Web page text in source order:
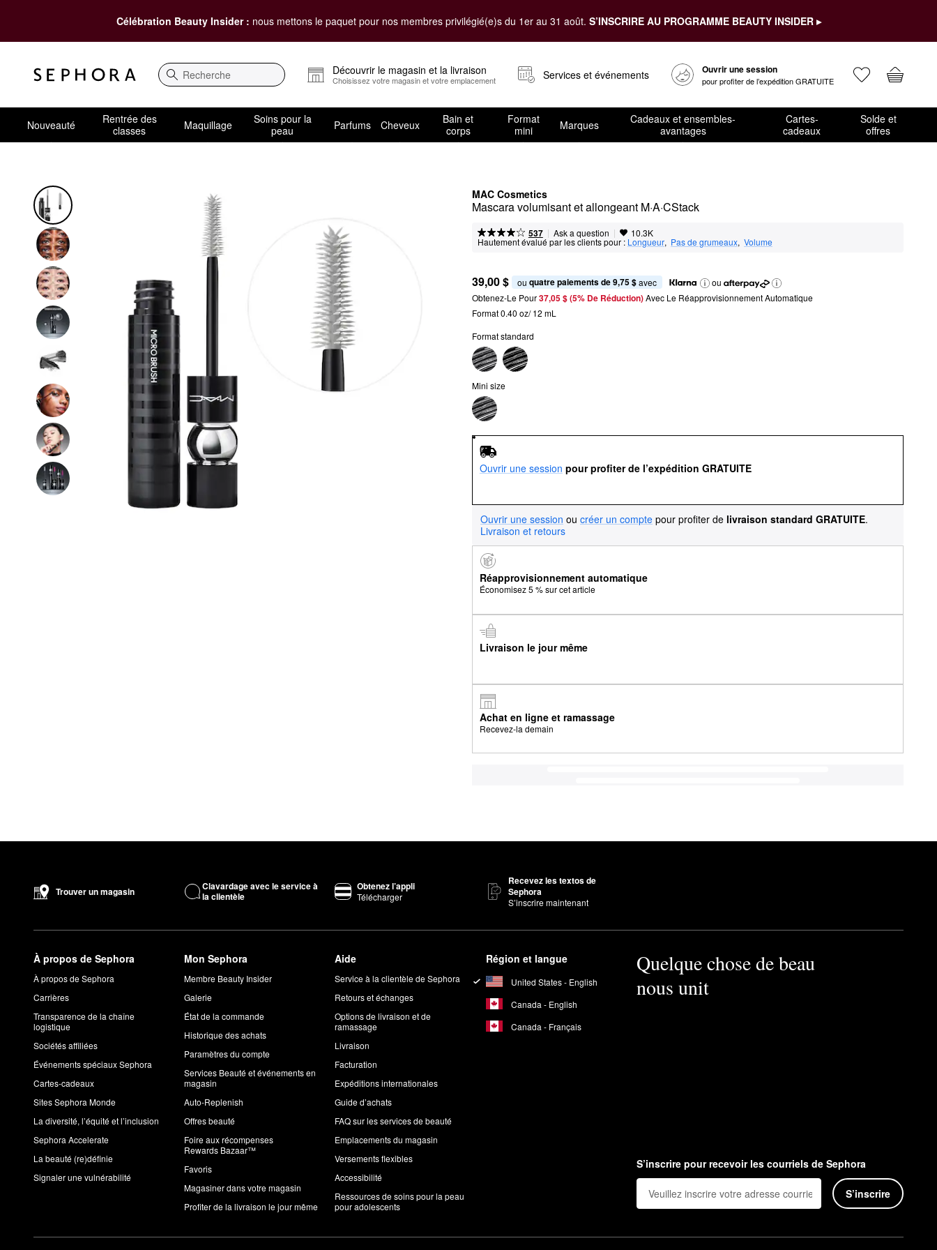
Célébration Beauty Insider : nous mettons le paquet pour nos membres privilégié(e)s du 1er au 31 août. S’INSCRIRE AU PROGRAMME BEAUTY INSIDER ▸
Recherche
Découvrir le magasin et la livraison
Choisissez votre magasin et votre emplacement Services et événements Ouvrir une session
pour profiter de l’expédition GRATUITE
Nouveauté
Rentrée des
classes
Maquillage
Soins pour la
peau
Parfums Cheveux
Bain et
corps
Format
mini
Marques
Cadeaux et ensembles-
avantages
Cartes-
cadeaux
Solde et
offres
MAC Cosmetics
Mascara volumisant et allongeant M·A·CStack
537 | Ask a question | 10.3K
Hautement évalué par les clients pour : Longueur, Pas de grumeaux, Volume
39,00 $ ou quatre paiements de 9,75 $ avec
ou
Obtenez-Le Pour37,05 $ (5% De Réduction) Avec Le Réapprovisionnement Automatique
Format 0.40 oz/ 12 mL
Format standard
Mini size
Ouvrir une session pour profiter de l’expédition GRATUITE
Ouvrir une session ou créer un compte pour profiter de livraison standard GRATUITE.
Livraison et retours
Réapprovisionnement automatique
Économisez 5 % sur cet article
Livraison le jour même
Achat en ligne et ramassage
Recevez-la demain
Trouver un magasin
Clavardage avec le service à
la clientèle
Obtenez l’appli
Télécharger
Recevez les textos de
Sephora
S’inscrire maintenant
À propos de Sephora
À propos de Sephora
Carrières
Transparence de la chaîne
logistique
Sociétés affiliées
Événements spéciaux Sephora
Cartes-cadeaux
Sites Sephora Monde
La diversité, l’équité et l’inclusion
Sephora Accelerate
La beauté (re)définie
Signaler une vulnérabilité
Mon Sephora
Membre Beauty Insider
Galerie
État de la commande
Historique des achats
Paramètres du compte
Services Beauté et événements en
magasin
Auto-Replenish
Offres beauté
Foire aux récompenses
Rewards Bazaar™
Favoris
Magasiner dans votre magasin
Profiter de la livraison le jour même
Aide
Service à la clientèle de Sephora
Retours et échanges
Options de livraison et de
ramassage
Livraison
Facturation
Expéditions internationales
Guide d’achats
FAQ sur les services de beauté
Emplacements du magasin
Versements flexibles
Accessibilité
Ressources de soins pour la peau
pour adolescents
Région et langue
United States - English
Canada - English
Canada - Français
Quelque chose de beau
nous unit
S’inscrire pour recevoir les courriels de Sephora
S’inscrire